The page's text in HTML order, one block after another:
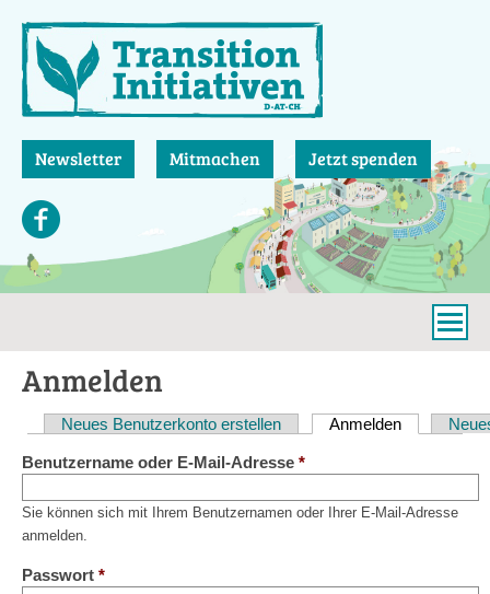
zum
Inhalt
Newsletter Mitmachen Jetzt spenden
Anmelden
Haupt-
Reiter
Neues Benutzerkonto erstellen Anmelden(aktiver
Benutzername oder E-Mail-Adresse *
Sie können sich mit Ihrem Benutzernamen oder Ihrer E-Mail-Adresse
anmelden.
Passwort *